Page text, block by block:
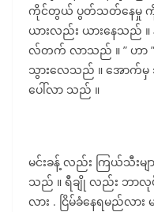
ကိုင်တွယ် ပွတ်သတ်နေမှု ကို
ယားလည်း ယားနေသည် ။
လ်တက် လာသည် ။ ” ဟာ ”
သွားလေသည် ။ အောက်မှ
ပေါ်လာ သည် ။
မင်းခန့် လည်း ကြယ်သီးမ
သည် ။ ရီချို လည်း ဘာလု
လား . ငြိမ်ခံနေရမည်လာ